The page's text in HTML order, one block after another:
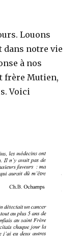
Louons
dans notre vie
à nos
frère Mutien,
Voici